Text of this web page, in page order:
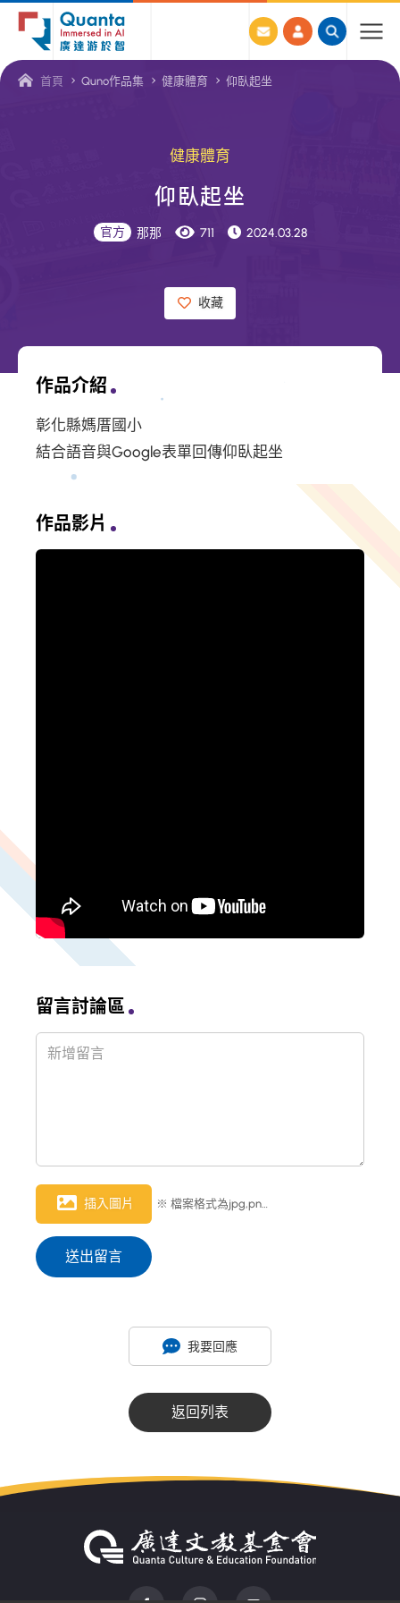
廣
達
平
首頁 Quno作品集 健康體育 仰臥起坐
健康體育
仰臥起坐
官方 那那 711 2024.03.28
收藏
作品介紹
彰化縣媽厝國小
結合語音與Google表單回傳仰臥起坐
作品影片
留言討論區
插入圖片
送出留言
我要回應
返回列表